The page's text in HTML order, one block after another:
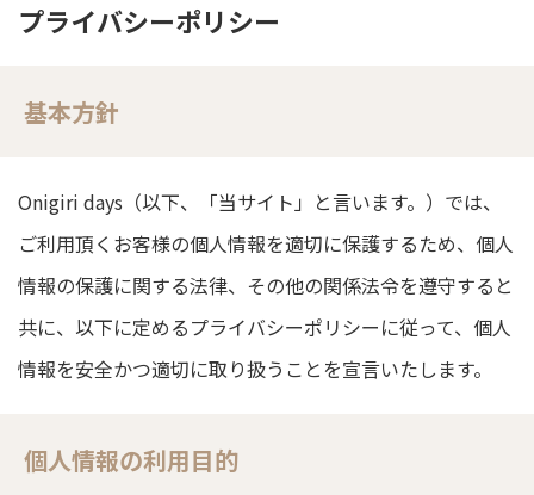
プライバシーポリシー
基本方針
Onigiri days（以下、「当サイト」と言います。）では、
ご利用頂くお客様の個人情報を適切に保護するため、個人
情報の保護に関する法律、その他の関係法令を遵守すると
共に、以下に定めるプライバシーポリシーに従って、個人
情報を安全かつ適切に取り扱うことを宣言いたします。
個人情報の利用目的